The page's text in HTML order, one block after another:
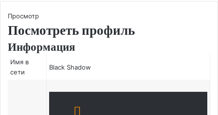
Просмотр
Посмотреть профиль
Информация
Имя в
сети
Black Shadow